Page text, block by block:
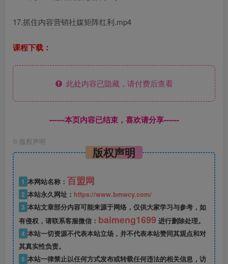
17.抓住内容营销社媒矩阵红利.mp4
课程下载：
此处内容已隐藏，请付费后查看
------本页内容已结束，喜欢请分享------
© 版权声明
版权声明
1 本网站名称： 百盟网
2 本站永久网址： https://www.bmwcy.com/
3 本站文章部分内容可能来源于网络，仅供大家学习与参考，如
有侵权，请联系客服微信： baimeng1699 进行删除处理。
4 本站一切资源不代表本站立场，并不代表本站赞同其观点和对
其真实性负责。
5 本站一律禁止以任何方式发布或转载任何违法的相关信息，访